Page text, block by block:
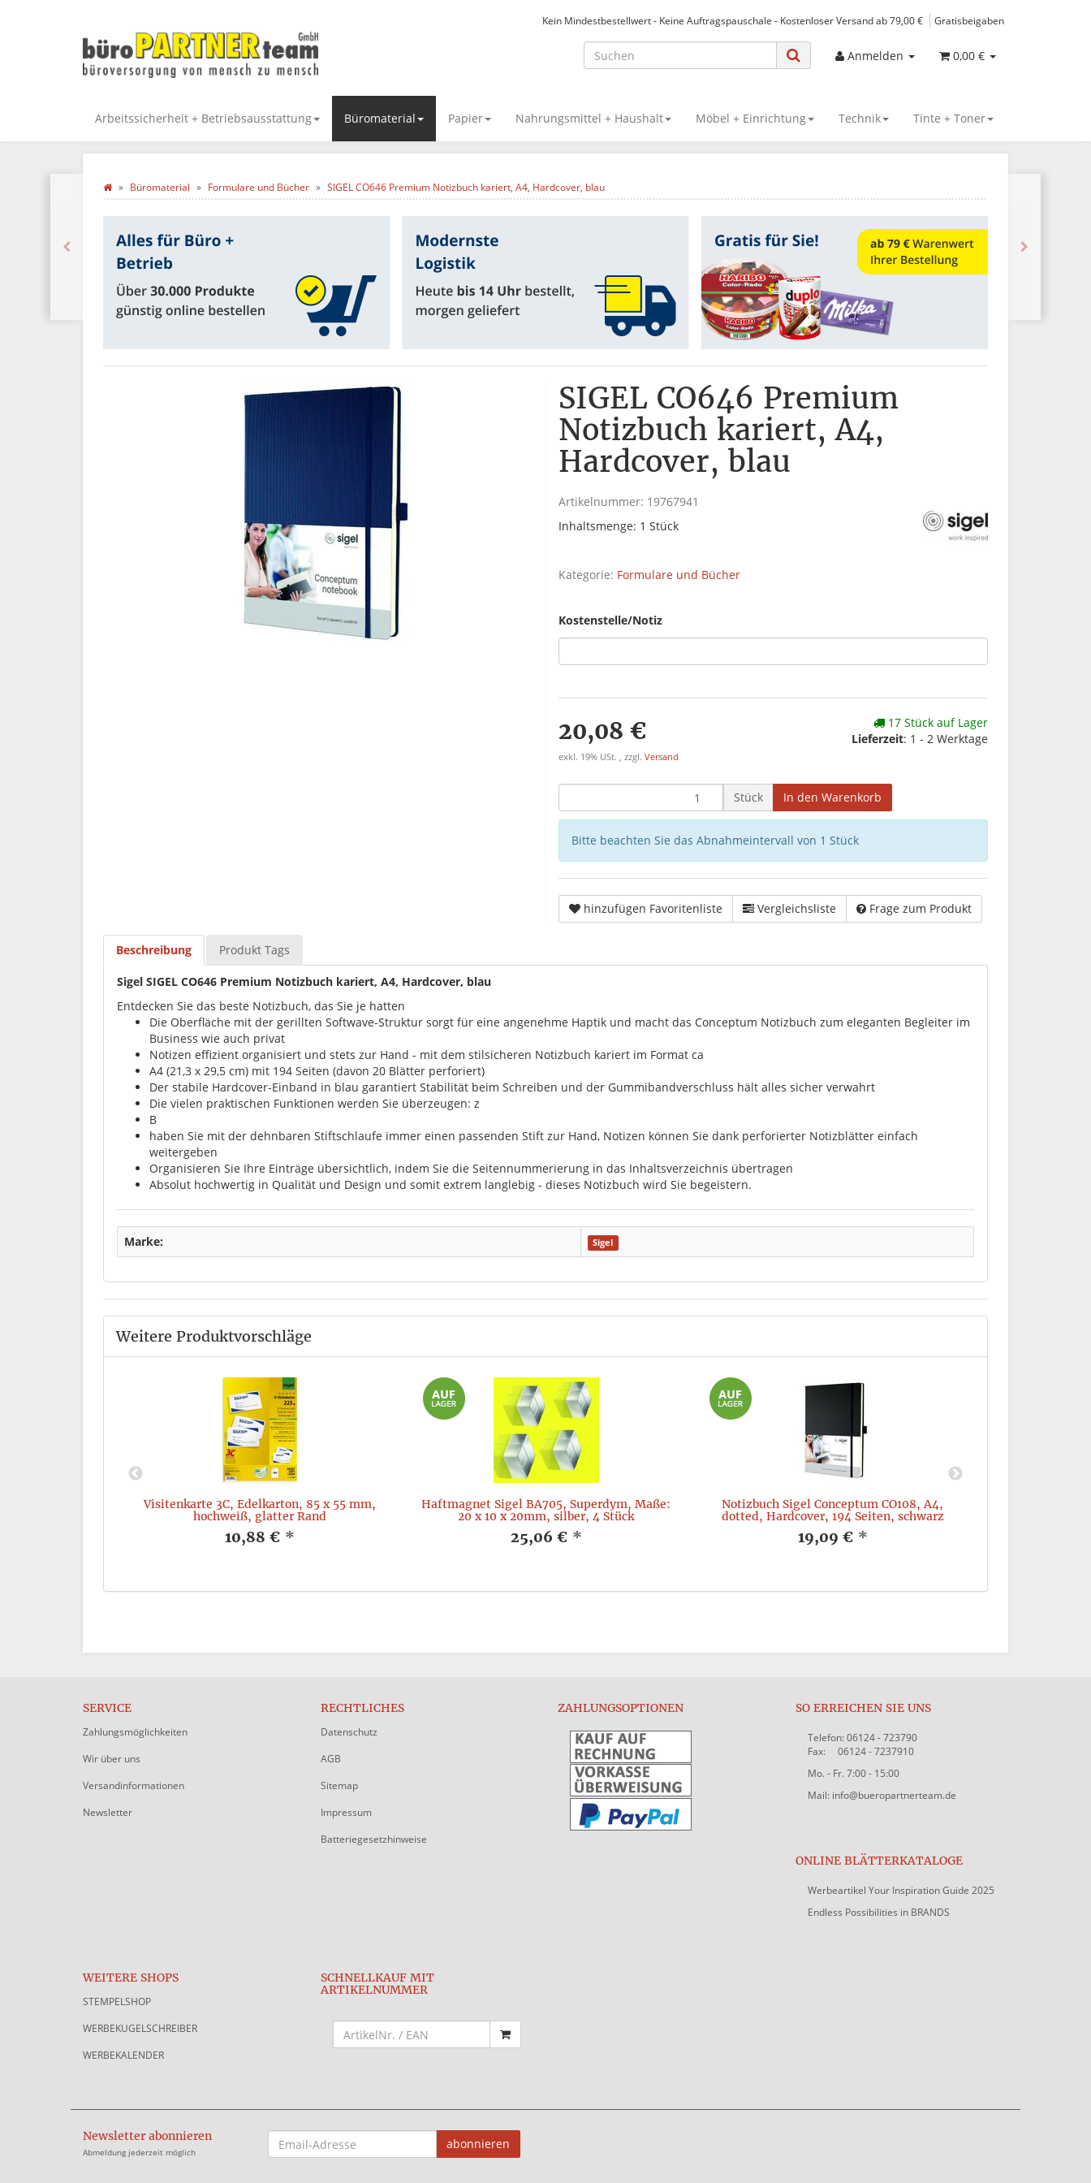
Kein Mindestbestellwert - Keine Auftragspauschale - Kostenloser Versand ab 79,00 € Gratisbeigaben
Anmelden 0,00 €
Arbeitssicherheit + Betriebsausstattung Büromaterial Papier Nahrungsmittel + Haushalt Möbel + Einrichtung Technik Tinte + Toner
Büromaterial Formulare und Bücher SIGEL CO646 Premium Notizbuch kariert, A4, Hardcover, blau
SIGEL CO646 Premium
Notizbuch kariert, A4,
Hardcover, blau
Artikelnummer: 19767941
Inhaltsmenge: 1 Stück
Kategorie: Formulare und Bücher
Kostenstelle/Notiz
20,08 €
exkl. 19% USt. , zzgl. Versand
17 Stück auf Lager
Lieferzeit: 1 - 2 Werktage
Stück In den Warenkorb
Bitte beachten Sie das Abnahmeintervall von 1 Stück
hinzufügen Favoritenliste Vergleichsliste Frage zum Produkt
Beschreibung Produkt Tags
Sigel SIGEL CO646 Premium Notizbuch kariert, A4, Hardcover, blau
Entdecken Sie das beste Notizbuch, das Sie je hatten
Die Oberfläche mit der gerillten Softwave-Struktur sorgt für eine angenehme Haptik und macht das Conceptum Notizbuch zum eleganten Begleiter im
Business wie auch privat
Notizen effizient organisiert und stets zur Hand - mit dem stilsicheren Notizbuch kariert im Format ca
A4 (21,3 x 29,5 cm) mit 194 Seiten (davon 20 Blätter perforiert)
Der stabile Hardcover-Einband in blau garantiert Stabilität beim Schreiben und der Gummibandverschluss hält alles sicher verwahrt
Die vielen praktischen Funktionen werden Sie überzeugen: z
B
haben Sie mit der dehnbaren Stiftschlaufe immer einen passenden Stift zur Hand, Notizen können Sie dank perforierter Notizblätter einfach
weitergeben
Organisieren Sie Ihre Einträge übersichtlich, indem Sie die Seitennummerierung in das Inhaltsverzeichnis übertragen
Absolut hochwertig in Qualität und Design und somit extrem langlebig - dieses Notizbuch wird Sie begeistern.
Marke: Sigel
Weitere Produktvorschläge
Visitenkarte 3C, Edelkarton, 85 x 55 mm,
hochweiß, glatter Rand
10,88 € *
Haftmagnet Sigel BA705, Superdym, Maße:
20 x 10 x 20mm, silber, 4 Stück
25,06 € *
Notizbuch Sigel Conceptum CO108, A4,
dotted, Hardcover, 194 Seiten, schwarz
19,09 € *
SERVICE
Zahlungsmöglichkeiten
Wir über uns
Versandinformationen
Newsletter
RECHTLICHES
Datenschutz
AGB
Sitemap
Impressum
Batteriegesetzhinweise
ZAHLUNGSOPTIONEN SO ERREICHEN SIE UNS
Telefon: 06124 - 723790
Fax: 06124 - 7237910
Mo. - Fr. 7:00 - 15:00
Mail: info@bueropartnerteam.de
ONLINE BLÄTTERKATALOGE
Werbeartikel Your Inspiration Guide 2025
Endless Possibilities in BRANDS
WEITERE SHOPS
STEMPELSHOP
WERBEKUGELSCHREIBER
WERBEKALENDER
SCHNELLKAUF MIT
ARTIKELNUMMER
Newsletter abonnieren
Abmeldung jederzeit möglich
EMAIL-
ADRESSE
abonnieren